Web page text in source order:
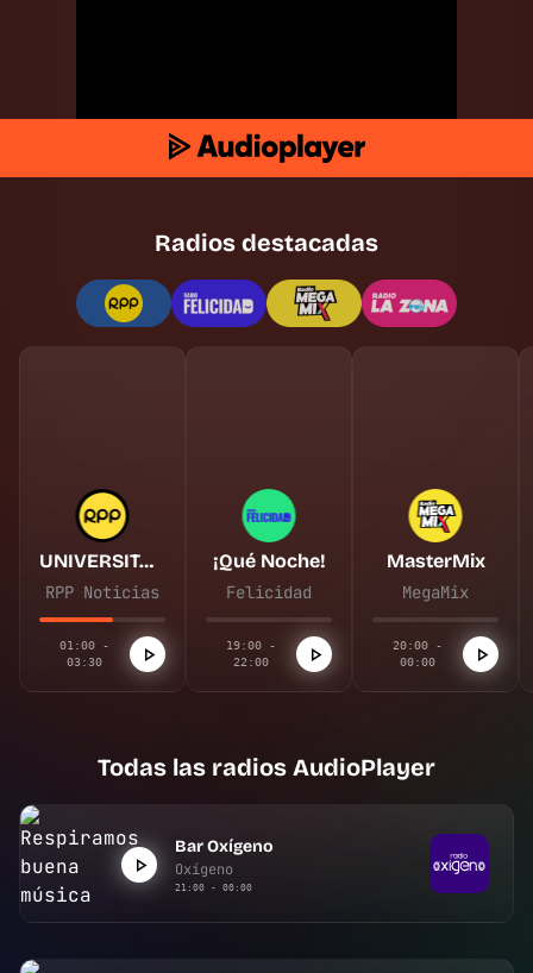
Radios destacadas
UNIVERSITARIO vs. SPORTING CRISTAL
RPP Noticias
01:00 -
03:30
¡Qué Noche!
Felicidad
19:00 -
22:00
MasterMix
MegaMix
20:00 -
00:00
Todas las radios AudioPlayer
Bar Oxígeno
Oxígeno
21:00 - 00:00